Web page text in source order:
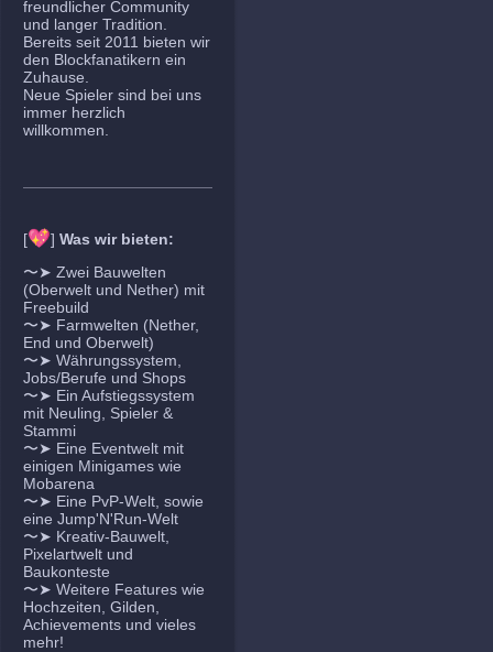
freundlicher Community
und langer Tradition.
Bereits seit 2011 bieten wir
den Blockfanatikern ein
Zuhause.
Neue Spieler sind bei uns
immer herzlich
willkommen.
[💖] Was wir bieten:
〜➤ Zwei Bauwelten
(Oberwelt und Nether) mit
Freebuild
〜➤ Farmwelten (Nether,
End und Oberwelt)
〜➤ Währungssystem,
Jobs/Berufe und Shops
〜➤ Ein Aufstiegssystem
mit Neuling, Spieler &
Stammi
〜➤ Eine Eventwelt mit
einigen Minigames wie
Mobarena
〜➤ Eine PvP-Welt, sowie
eine Jump'N'Run-Welt
〜➤ Kreativ-Bauwelt,
Pixelartwelt und
Baukonteste
〜➤ Weitere Features wie
Hochzeiten, Gilden,
Achievements und vieles
mehr!